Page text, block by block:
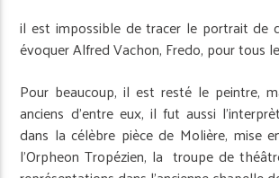
il est impossible de tracer le portrait de
évoquer Alfred Vachon, Fredo, pour tous
Pour beaucoup, il est resté le peintre,
anciens d’entre eux, il fut aussi
dans la célèbre pièce de Molière, mise
l’Orpheon Tropézien, la troupe de